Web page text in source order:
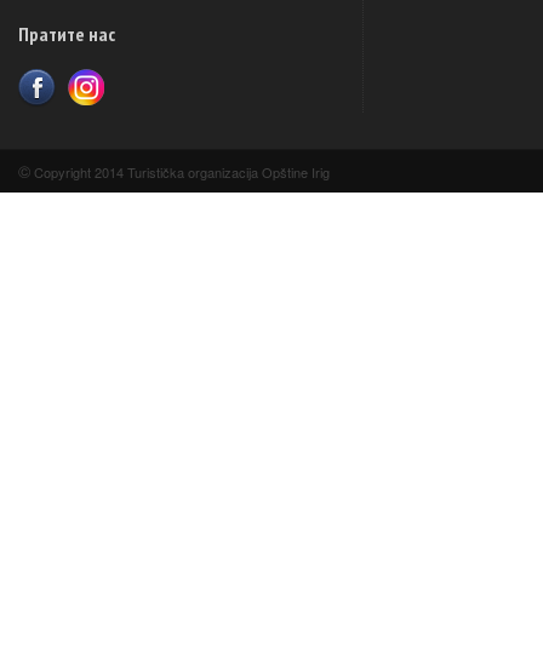
Пратите нас
© Copyright 2014 Turistička organizacija Opštine Irig